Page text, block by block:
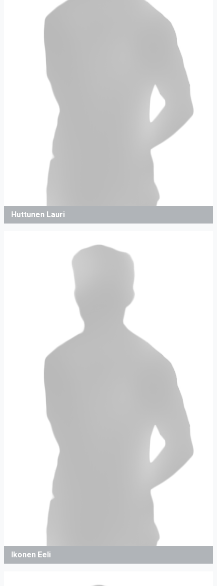
Huttunen Lauri
Ikonen Eeli